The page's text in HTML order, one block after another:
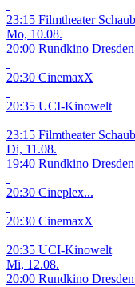
23:15 Filmtheater
Mo, 10.08.
20:00 Rundkino Dresden
20:30 CinemaxX
20:35 UCI-Kinowelt
23:15 Filmtheater
Di, 11.08.
19:40 Rundkino Dresden
20:30 Cineplex...
20:30 CinemaxX
20:35 UCI-Kinowelt
Mi, 12.08.
20:00 Rundkino Dresden